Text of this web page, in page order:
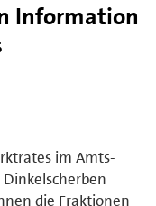
Information
im Amts-
die Fraktionen